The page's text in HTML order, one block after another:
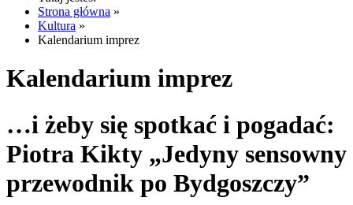
Strona główna »
Kultura »
Kalendarium imprez
Kalendarium imprez
…i żeby się spotkać i pogadać:
Piotra Kikty „Jedyny sensowny
przewodnik po Bydgoszczy”